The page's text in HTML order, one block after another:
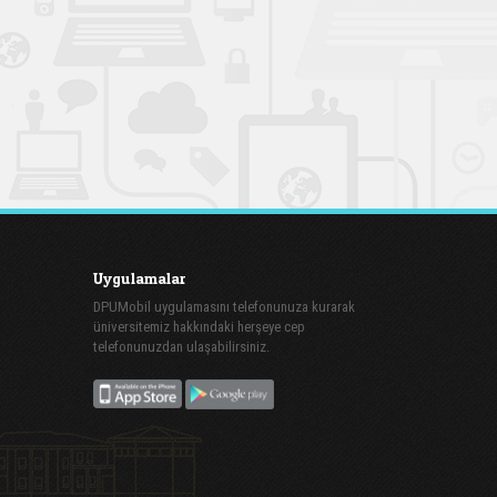
Uygulamalar
DPUMobil uygulamasını telefonunuza kurarak
üniversitemiz hakkındaki herşeye cep
telefonunuzdan ulaşabilirsiniz.